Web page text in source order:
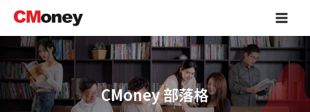
主
容
Main
CMoney 部落格